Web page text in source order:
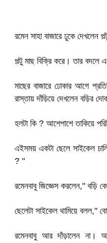
রমেন সাহা বাজারে ঢুকে দেখলেন
পল্টু মাছ বিক্রি করে। তার
মাছের বাজারে ঢোকার আগে
রাস্তায় দাঁড়িয়ে দেখলেন বড়ির
হলটা কি ? আশেপাশে তাকিয়ে
এইসময় একটা ছেলে সাইকেল
? "
রমেনবাবু জিজ্ঞেস করলেন," বড়ি
ছেলেটা সাইকেল থামিয়ে বলল,"
রমেনবাবু আর দাঁড়ালেন না।